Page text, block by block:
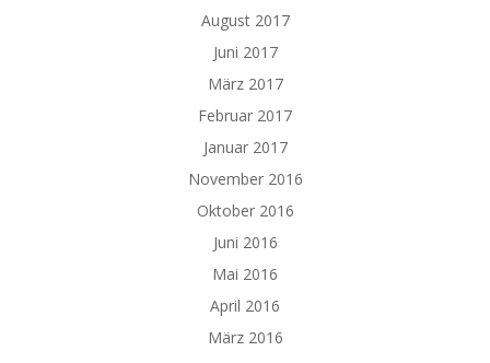
August 2017
Juni 2017
März 2017
Februar 2017
Januar 2017
November 2016
Oktober 2016
Juni 2016
Mai 2016
April 2016
März 2016